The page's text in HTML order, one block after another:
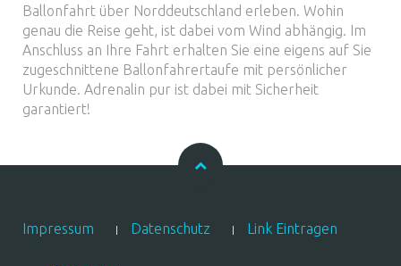
Ballonfahrt über Norddeutschland erleben. Wohin
genau die Reise geht, ist dabei vom Wind abhängig. Im
Anschluss an Ihre Fahrt erhalten Sie eine eigens auf Sie
zugeschnittene Ballonfahrertaufe mit persönlicher
Urkunde. Adrenalin pur ist dabei mit Sicherheit
garantiert!
Impressum Datenschutz Link Eintragen